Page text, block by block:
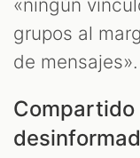
«ningún
grupos al
de mensajes».